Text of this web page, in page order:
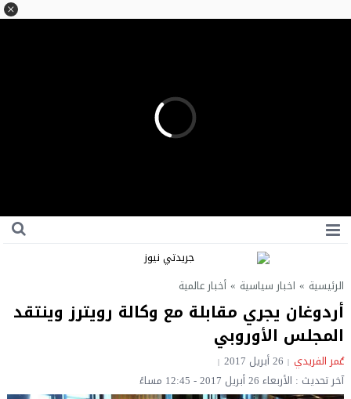
الرئيسية » اخبار سياسية » أخبار عالمية
أردوغان يجري مقابلة مع وكالة رويترز وينتقد
المجلس الأوروبي
عُمر الفريدي 26 أبريل 2017
آخر تحديث : الأربعاء 26 أبريل 2017 - 12:45 مساءً